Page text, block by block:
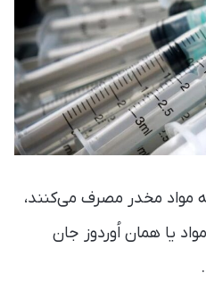
مواد مخدر مصرف می‌کنند،
یا همان اُوردوز جان